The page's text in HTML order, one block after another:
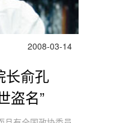
2008-03-14
长俞孔
盗名”